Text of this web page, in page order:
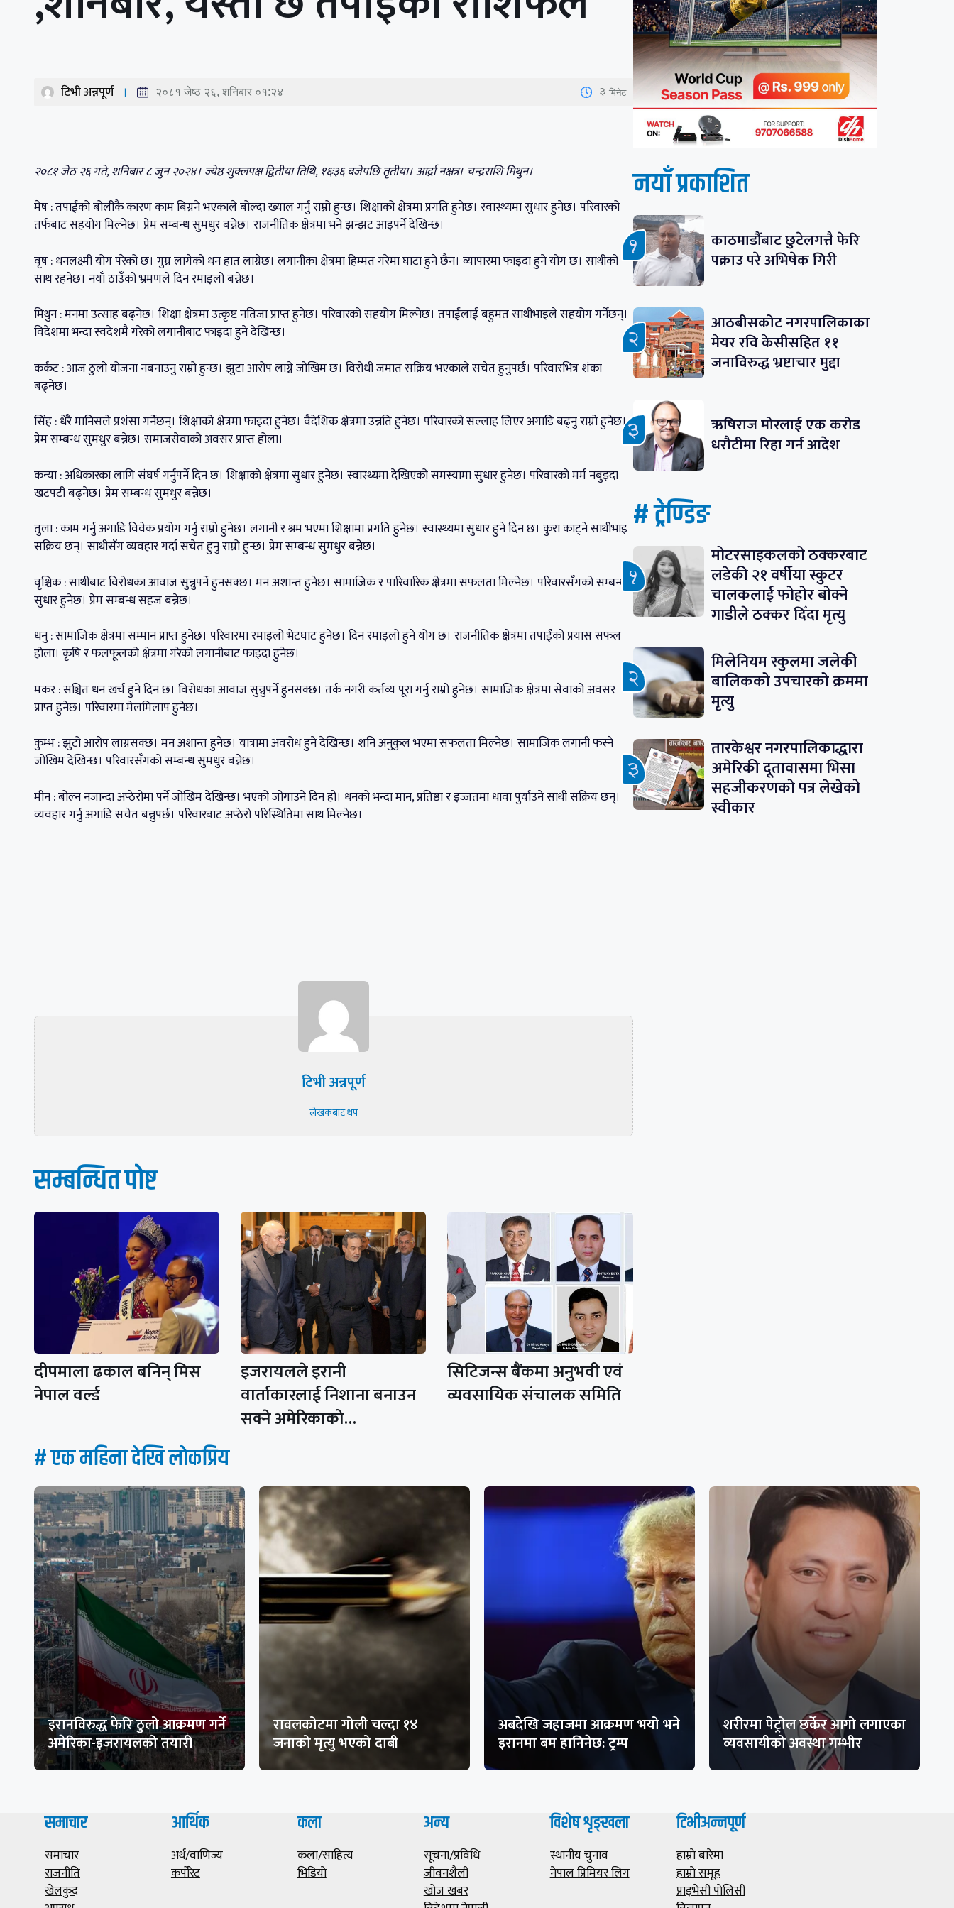
टिभी अन्नपूर्ण २०८१ जेष्ठ २६, शनिबार ०१:२४ 3 मिनेट
२०८१ जेठ २६ गते, शनिबार ८ जुन २०२४। ज्येष्ठ शुक्लपक्ष द्वितीया तिथि, १६ः३६ बजेपछि तृतीया। आर्द्रा नक्षत्र। चन्द्रराशि मिथुन।
मेष : तपाईंको बोलीकै कारण काम बिग्रने भएकाले बोल्दा ख्याल गर्नु राम्रो हुन्छ। शिक्षाको क्षेत्रमा प्रगति हुनेछ। स्वास्थ्यमा सुधार हुनेछ। परिवारको
तर्फबाट सहयोग मिल्नेछ। प्रेम सम्बन्ध सुमधुर बन्नेछ। राजनीतिक क्षेत्रमा भने झन्झट आइपर्ने देखिन्छ।
वृष : धनलक्ष्मी योग परेको छ। गुम्न लागेको धन हात लाग्नेछ। लगानीका क्षेत्रमा हिम्मत गरेमा घाटा हुने छैन। व्यापारमा फाइदा हुने योग छ। साथीको
साथ रहनेछ। नयाँ ठाउँको भ्रमणले दिन रमाइलो बन्नेछ।
मिथुन : मनमा उत्साह बढ्नेछ। शिक्षा क्षेत्रमा उत्कृष्ट नतिजा प्राप्त हुनेछ। परिवारको सहयोग मिल्नेछ। तपाईंलाई बहुमत साथीभाइले सहयोग गर्नेछन्।
विदेशमा भन्दा स्वदेशमै गरेको लगानीबाट फाइदा हुने देखिन्छ।
कर्कट : आज ठुलो योजना नबनाउनु राम्रो हुन्छ। झुटा आरोप लाग्ने जोखिम छ। विरोधी जमात सक्रिय भएकाले सचेत हुनुपर्छ। परिवारभित्र शंका
बढ्नेछ।
सिंह : धेरै मानिसले प्रशंसा गर्नेछन्। शिक्षाको क्षेत्रमा फाइदा हुनेछ। वैदेशिक क्षेत्रमा उन्नति हुनेछ। परिवारको सल्लाह लिएर अगाडि बढ्नु राम्रो हुनेछ।
प्रेम सम्बन्ध सुमधुर बन्नेछ। समाजसेवाको अवसर प्राप्त होला।
कन्या : अधिकारका लागि संघर्ष गर्नुपर्ने दिन छ। शिक्षाको क्षेत्रमा सुधार हुनेछ। स्वास्थ्यमा देखिएको समस्यामा सुधार हुनेछ। परिवारको मर्म नबुझ्दा
खटपटी बढ्नेछ। प्रेम सम्बन्ध सुमधुर बन्नेछ।
तुला : काम गर्नु अगाडि विवेक प्रयोग गर्नु राम्रो हुनेछ। लगानी र श्रम भएमा शिक्षामा प्रगति हुनेछ। स्वास्थ्यमा सुधार हुने दिन छ। कुरा काट्ने साथीभाइ
सक्रिय छन्। साथीसँग व्यवहार गर्दा सचेत हुनु राम्रो हुन्छ। प्रेम सम्बन्ध सुमधुर बन्नेछ।
वृश्चिक : साथीबाट विरोधका आवाज सुन्नुपर्ने हुनसक्छ। मन अशान्त हुनेछ। सामाजिक र पारिवारिक क्षेत्रमा सफलता मिल्नेछ। परिवारसँगको सम्बन्ध
सुधार हुनेछ। प्रेम सम्बन्ध सहज बन्नेछ।
धनु : सामाजिक क्षेत्रमा सम्मान प्राप्त हुनेछ। परिवारमा रमाइलो भेटघाट हुनेछ। दिन रमाइलो हुने योग छ। राजनीतिक क्षेत्रमा तपाईंको प्रयास सफल
होला। कृषि र फलफूलको क्षेत्रमा गरेको लगानीबाट फाइदा हुनेछ।
मकर : सञ्चित धन खर्च हुने दिन छ। विरोधका आवाज सुन्नुपर्ने हुनसक्छ। तर्क नगरी कर्तव्य पूरा गर्नु राम्रो हुनेछ। सामाजिक क्षेत्रमा सेवाको अवसर
प्राप्त हुनेछ। परिवारमा मेलमिलाप हुनेछ।
कुम्भ : झुटो आरोप लाग्नसक्छ। मन अशान्त हुनेछ। यात्रामा अवरोध हुने देखिन्छ। शनि अनुकुल भएमा सफलता मिल्नेछ। सामाजिक लगानी फस्ने
जोखिम देखिन्छ। परिवारसँगको सम्बन्ध सुमधुर बन्नेछ।
मीन : बोल्न नजान्दा अप्ठेरोमा पर्ने जोखिम देखिन्छ। भएको जोगाउने दिन हो। धनको भन्दा मान, प्रतिष्ठा र इज्जतमा धावा पुर्याउने साथी सक्रिय छन्।
व्यवहार गर्नु अगाडि सचेत बन्नुपर्छ। परिवारबाट अप्ठेरो परिस्थितिमा साथ मिल्नेछ।
टिभी अन्नपूर्ण
लेखकबाट थप
सम्बन्धित पाेष्ट
दीपमाला ढकाल बनिन् मिस
नेपाल वर्ल्ड
इजरायलले इरानी
वार्ताकारलाई निशाना बनाउन
सक्ने अमेरिकाको…
सिटिजन्स बैंकमा अनुभवी एवं
व्यवसायिक संचालक समिति
नयाँ प्रकाशित
काठमाडौंबाट छुटेलगत्तै फेरि
पक्राउ परे अभिषेक गिरी
आठबीसकोट नगरपालिकाका
मेयर रवि केसीसहित ११
जनाविरुद्ध भ्रष्टाचार मुद्दा
ऋषिराज मोरलाई एक करोड
धरौटीमा रिहा गर्न आदेश
# ट्रेण्डिङ
मोटरसाइकलको ठक्करबाट
लडेकी २१ वर्षीया स्कुटर
चालकलाई फोहोर बोक्ने
गाडीले ठक्कर दिँदा मृत्यु
मिलेनियम स्कुलमा जलेकी
बालिकको उपचारको क्रममा
मृत्यु
तारकेश्वर नगरपालिकाद्धारा
अमेरिकी दूतावासमा भिसा
सहजीकरणको पत्र लेखेको
स्वीकार
# एक महिना देखि लाेकप्रिय
इरानविरुद्ध फेरि ठुलो आक्रमण गर्ने
अमेरिका-इजरायलको तयारी
रावलकोटमा गोली चल्दा १४
जनाको मृत्यु भएको दाबी
अबदेखि जहाजमा आक्रमण भयो भने
इरानमा बम हानिनेछ: ट्रम्प
शरीरमा पेट्रोल छर्केर आगो लगाएका
व्यवसायीको अवस्था गम्भीर
समाचार
समाचार
राजनीति
खेलकुद
आर्थिक
अर्थ/वाणिज्य
कर्पोरेट
कला
कला/साहित्य
भिडियाे
अन्य
सूचना/प्रविधि
जीवनशैली
खोज खबर
विशेष शृङ्खला
स्थानीय चुनाव
नेपाल प्रिमियर लिग
टिभीअन्नपूर्ण
हाम्राे बारेमा
हाम्राे समूह
प्राइभेसी पाेलिसी